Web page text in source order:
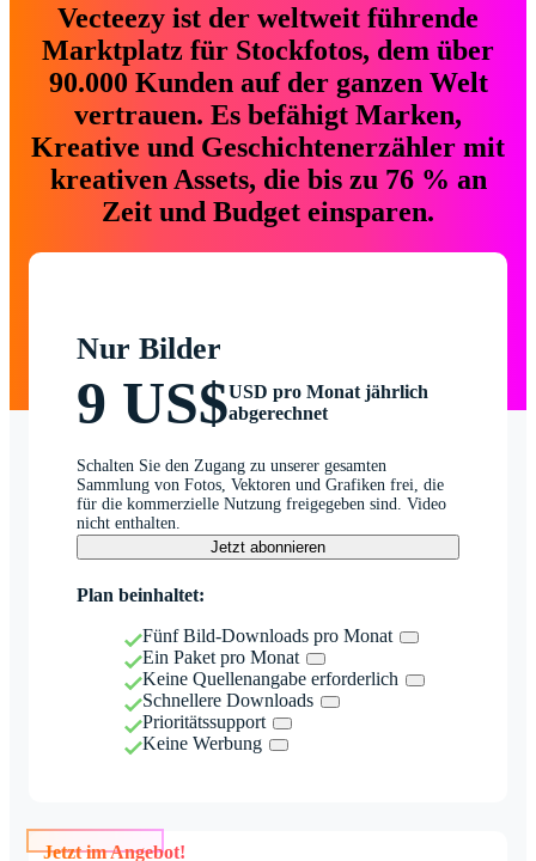
Vecteezy ist der weltweit führende
Marktplatz für Stockfotos, dem über
90.000 Kunden auf der ganzen Welt
vertrauen. Es befähigt Marken,
Kreative und Geschichtenerzähler mit
kreativen Assets, die bis zu 76 % an
Zeit und Budget einsparen.
Nur Bilder
9 US$USD pro Monat jährlich
abgerechnet
Schalten Sie den Zugang zu unserer gesamten
Sammlung von Fotos, Vektoren und Grafiken frei, die
für die kommerzielle Nutzung freigegeben sind. Video
nicht enthalten.
Jetzt abonnieren
Plan beinhaltet:
Fünf Bild-Downloads pro Monat
Ein Paket pro Monat
Keine Quellenangabe erforderlich
Schnellere Downloads
Prioritätssupport
Keine Werbung
Jetzt im Angebot!